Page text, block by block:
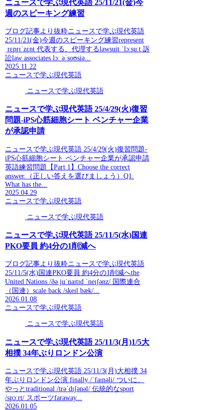
ニュースで学ぶ現代英語 25/11/21(金)今
週のスピーキング練習
ブログ記事より抜粋ニュースで学ぶ現代英語
25/11/21(金)今週のスピーキング練習represent
ˌrɛprɪˈzɛnt 代表する、代理するlawsuit ˈlɔːsuːt 訴
訟law associates lɔː əˈsoʊsiə...
2025.11.22
ニュースで学ぶ現代英語
ニュースで学ぶ現代英語
ニュースで学ぶ現代英語 25/4/29(火)復習
問題-iPS心筋細胞シート ベンチャー企業
が承認申請
ニュースで学ぶ現代英語 25/4/29(火)復習問題-
iPS心筋細胞シート ベンチャー企業が承認申請
英語練習問題【Part 1】Choose the correct
answer.（正しい答えを選びましょう）Q1.
What has the...
2025.04.29
ニュースで学ぶ現代英語
ニュースで学ぶ現代英語
ニュースで学ぶ現代英語 25/11/5(水)国連
PKO要員 約4分の1削減へ
ブログ記事より抜粋ニュースで学ぶ現代英語
25/11/5(水)国連PKO要員 約4分の1削減へthe
United Nations /ðə juˈnaɪtɪd ˈneɪʃənz/ 国際連合
（国連）scale back /skeɪl bæk/...
2026.01.08
ニュースで学ぶ現代英語
ニュースで学ぶ現代英語
ニュースで学ぶ現代英語 25/11/3(月)1/5大
相撲 34年ぶりロンドン公演
ニュースで学ぶ現代英語 25/11/3(月)大相撲 34
年ぶりロンドン公演 finally /ˈfaɪnəli/ ついに、
やっとtraditional /trəˈdɪʃənəl/ 伝統的なsport
/spɔːrt/ スポーツfaraway...
2026.01.05